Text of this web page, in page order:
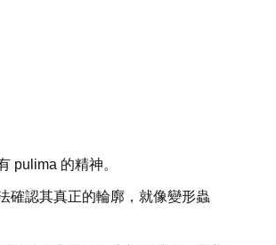
pulima 的精神。
確認其真正的輪廓，就像變形蟲